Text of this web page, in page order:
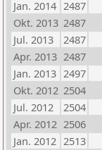
Jan. 2014 2487
Okt. 2013 2487
Jul. 2013
2487
Apr. 2013 2487
Jan. 2013 2497
Okt. 2012 2504
Jul. 2012
2504
Apr. 2012 2506
Jan. 2012 2513